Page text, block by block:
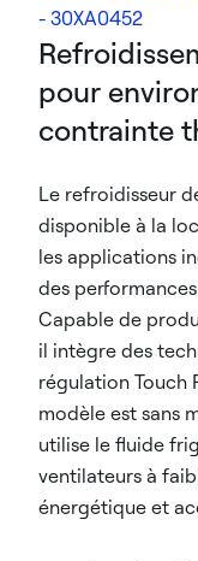
- 30XA0452
pour
contrainte
Le refroidisseur
disponible à la
les applications
des
Capable de
il intègre des
régulation Touch
modèle est sans
utilise le fluide
ventilateurs à
énergétique et